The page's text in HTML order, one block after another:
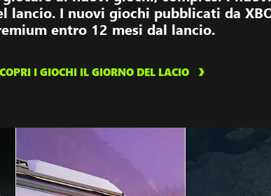
I nuovi giochi pubblicati da
entro 12 mesi dal lancio.
I GIOCHI IL GIORNO DEL LACIO